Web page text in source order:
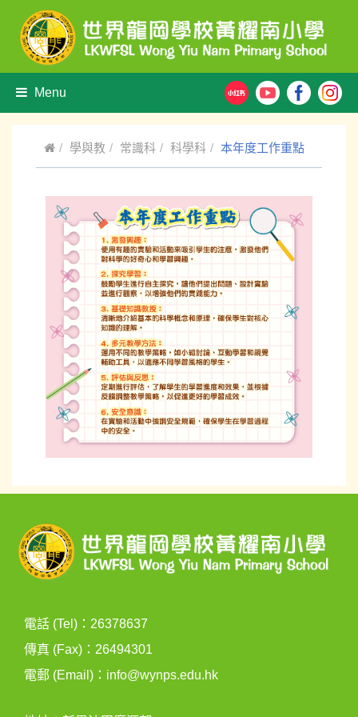
Menu
學與教 常識科 科學科 本年度工作重點
電話 (Tel)：26378637
傳真 (Fax)：26494301
電郵 (Email)： info@wynps.edu.hk